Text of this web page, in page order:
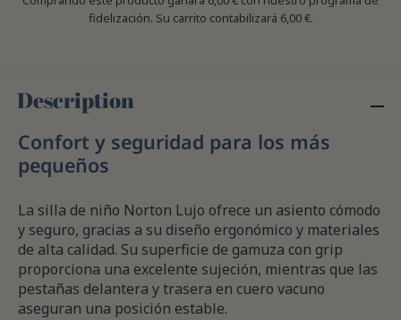
fidelización. Su carrito contabilizará 6,00 €.
Description
Confort y seguridad para los más
pequeños
La silla de niño Norton Lujo ofrece un asiento cómodo
y seguro, gracias a su diseño ergonómico y materiales
de alta calidad. Su superficie de gamuza con grip
proporciona una excelente sujeción, mientras que las
pestañas delantera y trasera en cuero vacuno
aseguran una posición estable.